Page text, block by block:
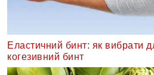
Еластичний бинт: як вибрати
когезивний бинт